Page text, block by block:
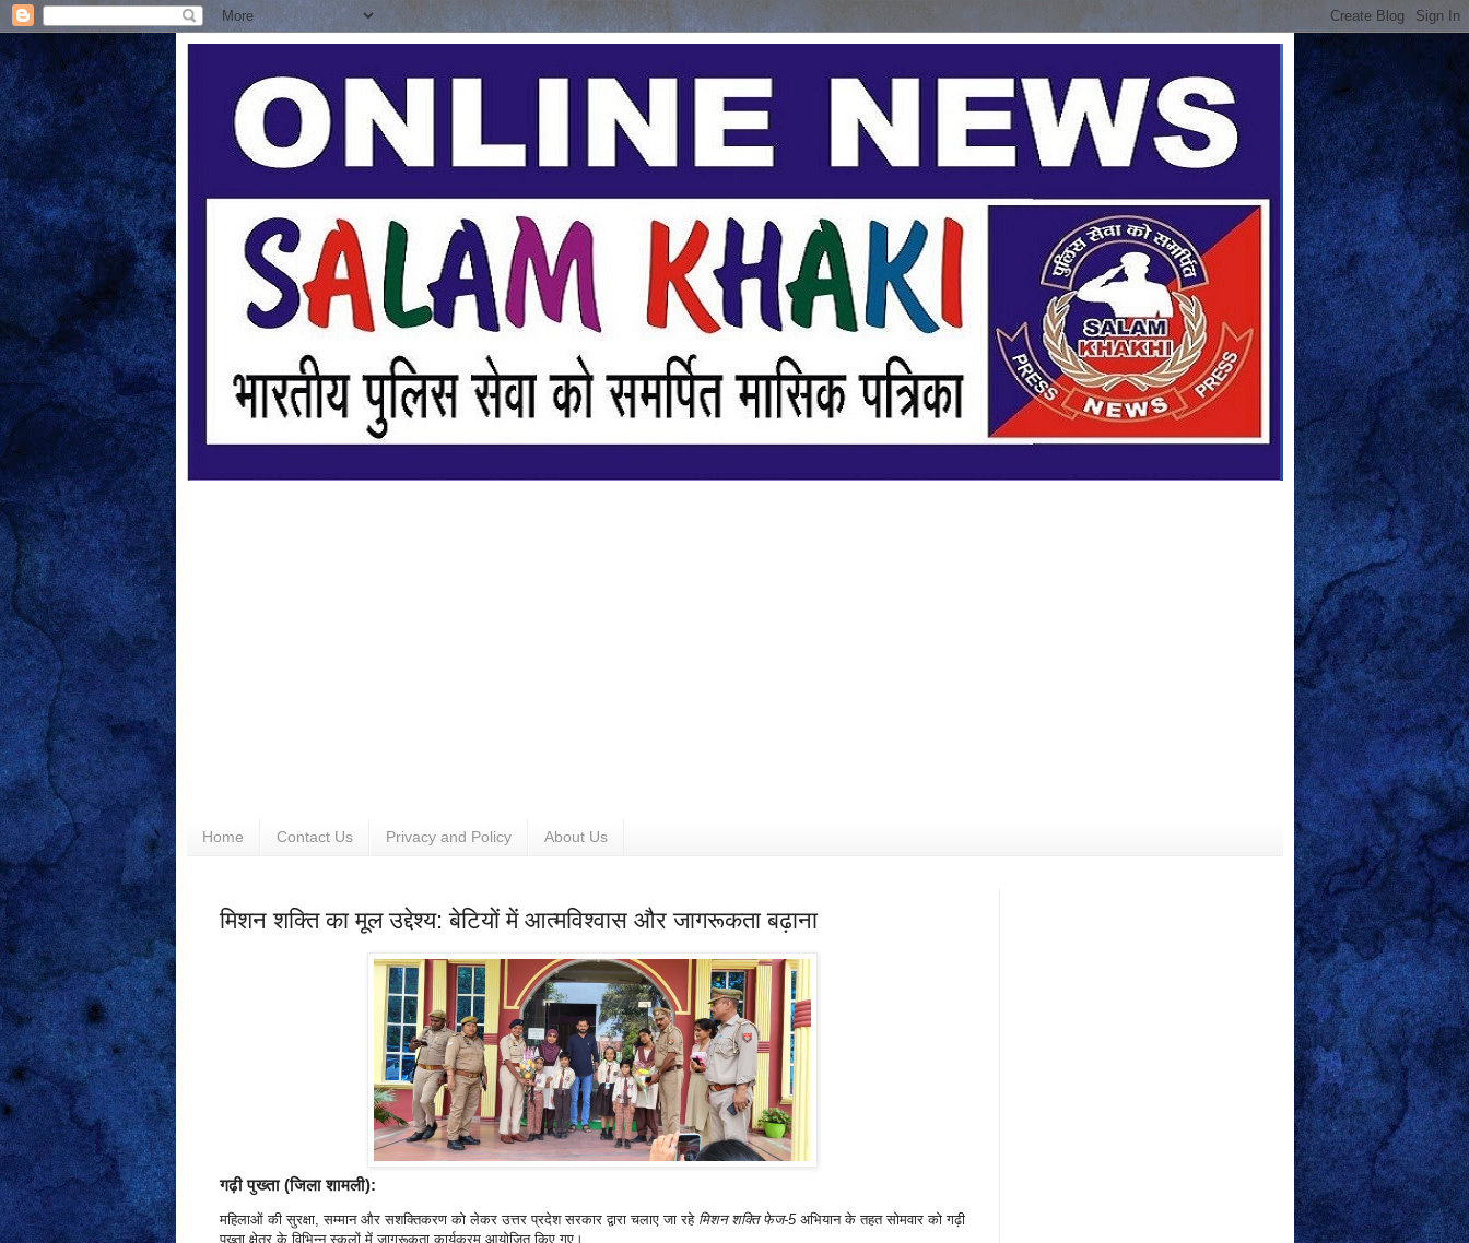
Home Contact Us Privacy and Policy About Us
मिशन शक्ति का मूल उद्देश्य: बेटियों में आत्मविश्वास और जागरूकता बढ़ाना
गढ़ी पुख्ता (जिला शामली):
महिलाओं की सुरक्षा, सम्मान और सशक्तिकरण को लेकर उत्तर प्रदेश सरकार द्वारा चलाए जा रहे मिशन शक्ति फेज-5अभियान के तहत सोमवार को गढ़ी
पुख्ता क्षेत्र के विभिन्न स्कूलों में जागरूकता कार्यक्रम आयोजित किए गए।